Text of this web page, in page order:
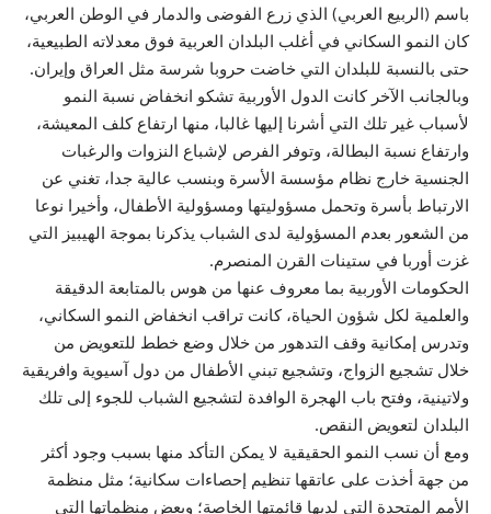
باسم (الربيع العربي) الذي زرع الفوضى والدمار في الوطن العربي،
كان النمو السكاني في أغلب البلدان العربية فوق معدلاته الطبيعية،
حتى بالنسبة للبلدان التي خاضت حروبا شرسة مثل العراق وإيران.
وبالجانب الآخر كانت الدول الأوربية تشكو انخفاض نسبة النمو
لأسباب غير تلك التي أشرنا إليها غالبا، منها ارتفاع كلف المعيشة،
وارتفاع نسبة البطالة، وتوفر الفرص لإشباع النزوات والرغبات
الجنسية خارج نظام مؤسسة الأسرة وبنسب عالية جدا، تغني عن
الارتباط بأسرة وتحمل مسؤوليتها ومسؤولية الأطفال، وأخيرا نوعا
من الشعور بعدم المسؤولية لدى الشباب يذكرنا بموجة الهيبيز التي
غزت أوربا في ستينات القرن المنصرم.
الحكومات الأوربية بما معروف عنها من هوس بالمتابعة الدقيقة
والعلمية لكل شؤون الحياة، كانت تراقب انخفاض النمو السكاني،
وتدرس إمكانية وقف التدهور من خلال وضع خطط للتعويض من
خلال تشجيع الزواج، وتشجيع تبني الأطفال من دول آسيوية وافريقية
ولاتينية، وفتح باب الهجرة الوافدة لتشجيع الشباب للجوء إلى تلك
البلدان لتعويض النقص.
ومع أن نسب النمو الحقيقية لا يمكن التأكد منها بسبب وجود أكثر
من جهة أخذت على عاتقها تنظيم إحصاءات سكانية؛ مثل منظمة
الأمم المتحدة التي لديها قائمتها الخاصة؛ وبعض منظماتها التي